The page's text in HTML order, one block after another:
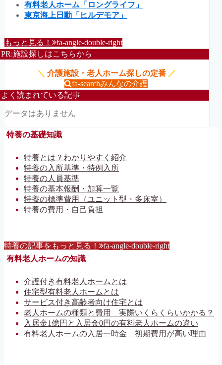
有料老人ホーム「ロングライフ」
東京海上日動「ヒルデモア」
もっと見る！ fa-angle-double-right
PR:施設探しはこちらから
＼ 介護施設・老人ホーム探しの定番 ／
fa-searchみんなの介護
よく読まれている記事
データはありません
特養の基礎知識
特養とは？わかりやすく紹介
特養の入所基準・特例入所
特養の人員基準
特養の基本報酬・加算一覧
特養の標準費用（ユニット型・多床室）
特養の費用・自己負担
特養の記事をもっと見る！ fa-angle-double-right
有料老人ホームの知識
介護付き有料老人ホームとは
住宅型有料老人ホームとは
サービス付き高齢者向け住宅とは
老人ホームの種類と費用 実際いくらくらいかかる？
入居金1億円と入居金0円の有料老人ホームの違い
有料老人ホームの入居一時金 初期費用が高い理由